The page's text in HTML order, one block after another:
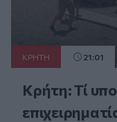
ΚΡΗΤΗ 21:01
Κρήτη: Τί